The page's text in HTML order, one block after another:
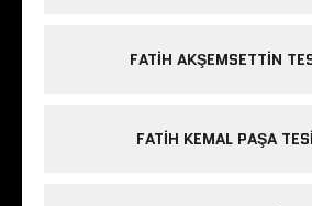
FATIH AKŞEMSETTIN
FATIH KEMAL PAŞA